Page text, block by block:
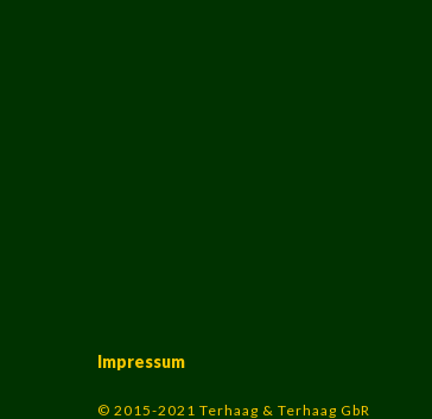
Impressum
© 2015-2021 Terhaag & Terhaag GbR